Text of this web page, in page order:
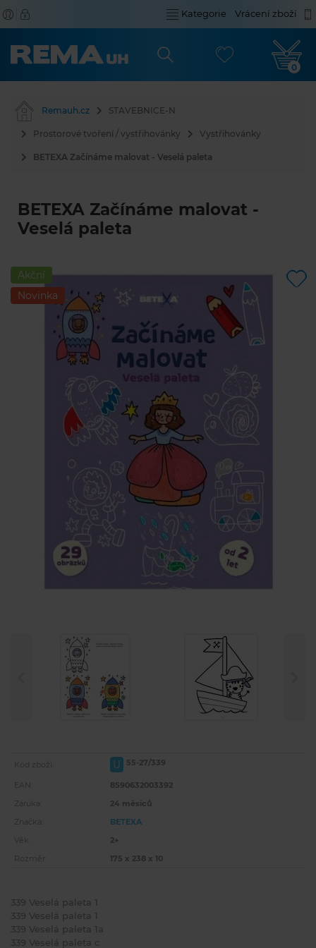
Kategorie Vrácení zboží
0
Remauh.cz STAVEBNICE-N
Prostorové tvoření / vystřihovánky Vystřihovánky
BETEXA Začínáme malovat - Veselá paleta
BETEXA Začínáme malovat -
Veselá paleta
Akční
Novinka
Kód zboží: U 55-27/339
EAN:
8590632003392
Záruka:
24 měsíců
Značka:
BETEXA
Věk:
2+
Rozměr:
175 x 238 x 10
339 Veselá paleta 1
339 Veselá paleta 1
339 Veselá paleta 1a
339 Veselá paleta c